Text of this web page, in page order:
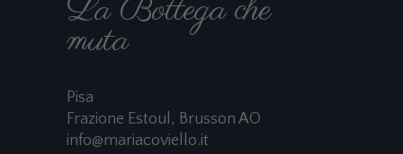
La Bottega che
muta
Pisa
Frazione Estoul, Brusson AO
info@mariacoviello.it